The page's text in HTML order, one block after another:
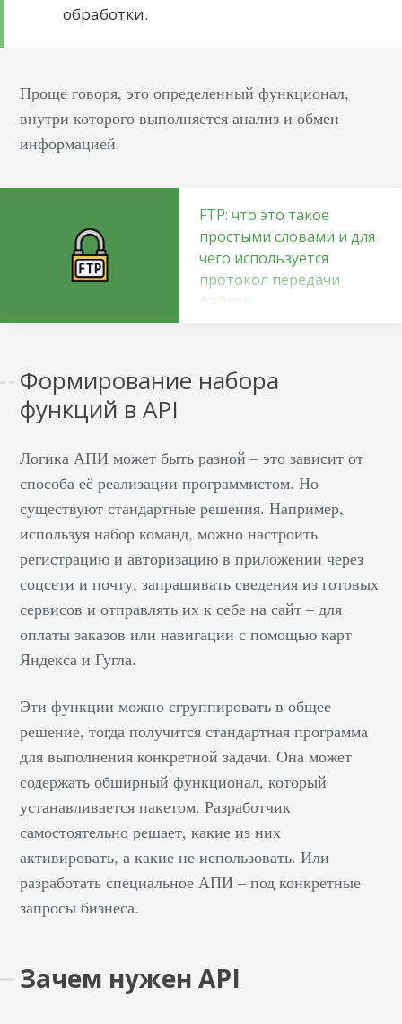
обработки.
Проще говоря, это определенный функционал,
внутри которого выполняется анализ и обмен
информацией.
FTP: что это такое
простыми словами и для
чего используется
протокол передачи
файлов
- это протокол
передавать между
сайтами такие файлы
как логи, системную
информацию о
состоянии
определенных
сервисов или же любые
данные, обмен
которыми настроен
работы является
слабая защищенность.
Но при этом, он
остается одним из
самых
чего нужен Основное,
протокол передачи
далеко не все, для чего
предназначен ФТП. Он
Формирование набора
функций в API
Логика АПИ может быть разной – это зависит от
способа её реализации программистом. Но
существуют стандартные решения. Например,
используя набор команд, можно настроить
регистрацию и авторизацию в приложении через
соцсети и почту, запрашивать сведения из готовых
сервисов и отправлять их к себе на сайт – для
оплаты заказов или навигации с помощью карт
Яндекса и Гугла.
Эти функции можно сгруппировать в общее
решение, тогда получится стандартная программа
для выполнения конкретной задачи. Она может
содержать обширный функционал, который
устанавливается пакетом. Разработчик
самостоятельно решает, какие из них
активировать, а какие не использовать. Или
разработать специальное АПИ – под конкретные
запросы бизнеса.
Зачем нужен API